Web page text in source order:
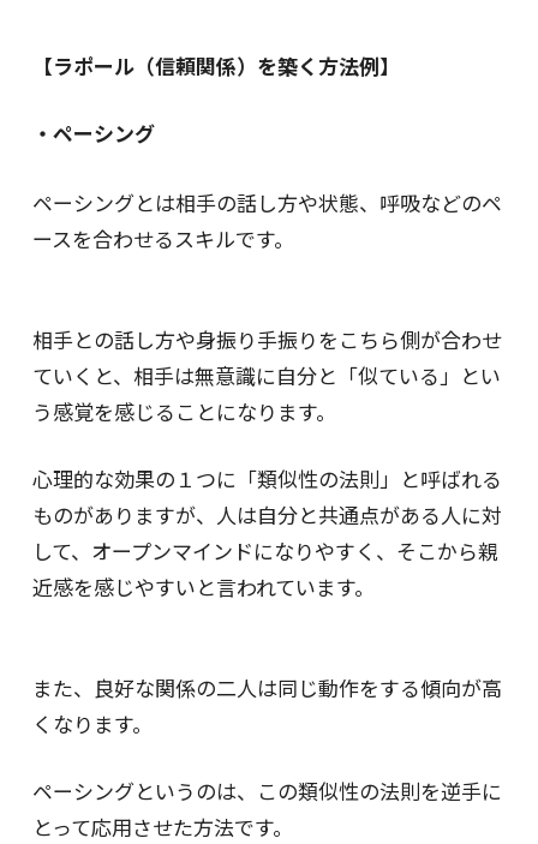
【ラポール（信頼関係）を築く方法例】
・ペーシング
ペーシングとは相手の話し方や状態、呼吸などのペ
ースを合わせるスキルです。
相手との話し方や身振り手振りをこちら側が合わせ
ていくと、相手は無意識に自分と「似ている」とい
う感覚を感じることになります。
心理的な効果の１つに「類似性の法則」と呼ばれる
ものがありますが、人は自分と共通点がある人に対
して、オープンマインドになりやすく、そこから親
近感を感じやすいと言われています。
また、良好な関係の二人は同じ動作をする傾向が高
くなります。
ペーシングというのは、この類似性の法則を逆手に
とって応用させた方法です。